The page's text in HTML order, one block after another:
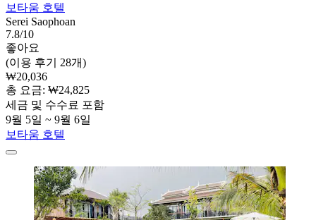
보타움 호텔
Serei Saophoan
7.8/10
좋아요
(이용 후기 28개)
₩20,036
총 요금: ₩24,825
세금 및 수수료 포함
9월 5일 ~ 9월 6일
보타움 호텔